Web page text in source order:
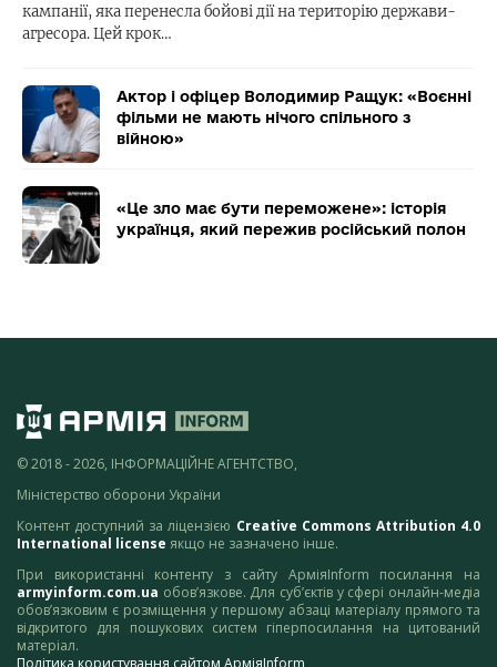
кампанії, яка перенесла бойові дії на територію держави-
агресора. Цей крок…
Актор і офіцер Володимир Ращук: «Воєнні
фільми не мають нічого спільного з
війною»
«Це зло має бути переможене»: історія
українця, який пережив російський полон
© 2018 - 2026, ІНФОРМАЦІЙНЕ АГЕНТСТВО,
Міністерство оборони України
Контент доступний за ліцензією Creative Commons Attribution 4.0
International license якщо не зазначено інше.
При використанні контенту з сайту АрміяInform посилання на
armyinform.com.ua обов’язкове. Для суб’єктів у сфері онлайн-медіа
обов’язковим є розміщення у першому абзаці матеріалу прямого та
відкритого для пошукових систем гіперпосилання на цитований
матеріал.
Політика користування сайтом АрміяInform